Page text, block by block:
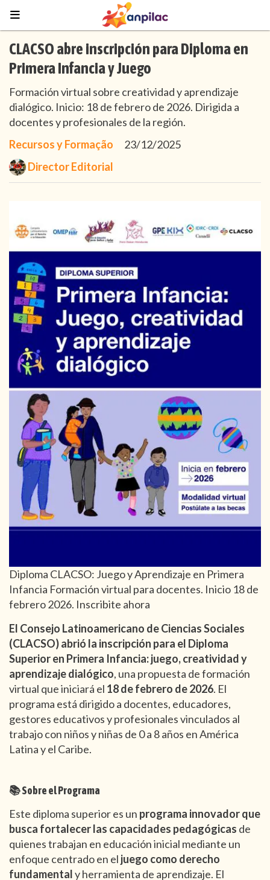
CLACSO abre inscripción para Diploma en
Primera Infancia y Juego
Formación virtual sobre creatividad y aprendizaje
dialógico. Inicio: 18 de febrero de 2026. Dirigida a
docentes y profesionales de la región.
Recursos y Formação
23/12/2025
Director Editorial
Diploma CLACSO: Juego y Aprendizaje en Primera
Infancia Formación virtual para docentes. Inicio 18 de
febrero 2026. Inscribite ahora
El Consejo Latinoamericano de Ciencias Sociales
(CLACSO) abrió la inscripción para el Diploma
Superior en Primera Infancia: juego, creatividad y
aprendizaje dialógico, una propuesta de formación
virtual que iniciará el 18 de febrero de 2026. El
programa está dirigido a docentes, educadores,
gestores educativos y profesionales vinculados al
trabajo con niños y niñas de 0 a 8 años en América
Latina y el Caribe.
📚 Sobre el Programa
Este diploma superior es un programa innovador que
busca fortalecer las capacidades pedagógicas de
quienes trabajan en educación inicial mediante un
enfoque centrado en el juego como derecho
fundamentaly herramienta de aprendizaje. El